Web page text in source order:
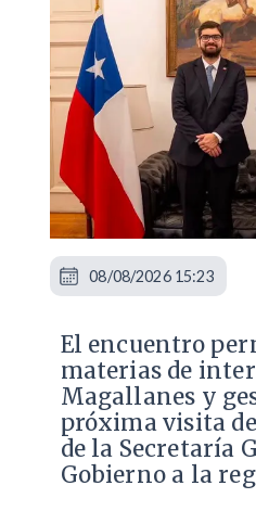
El encuentro
materias de
Magallanes y
próxima visita
de la Secretaría
Gobierno a la
08/08/2026 15:23